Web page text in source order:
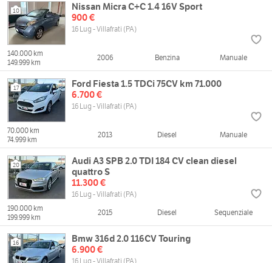
10
Nissan Micra C+C 1.4 16V Sport
900 €
16 Lug - Villafrati (PA)
140.000 km
149.999 km
2006 Benzina Manuale
17
Ford Fiesta 1.5 TDCi 75CV km 71.000
6.700 €
16 Lug - Villafrati (PA)
70.000 km
74.999 km
2013 Diesel Manuale
20
Audi A3 SPB 2.0 TDI 184 CV clean diesel
quattro S
11.300 €
16 Lug - Villafrati (PA)
190.000 km
199.999 km
2015 Diesel Sequenziale
16
Bmw 316d 2.0 116CV Touring
6.900 €
16 Lug - Villafrati (PA)